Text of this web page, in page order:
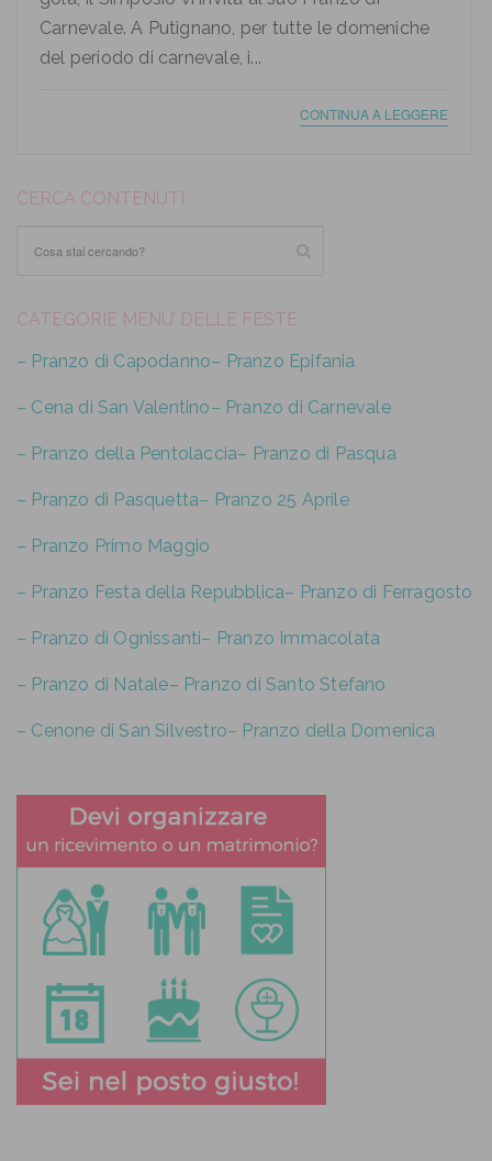
Carnevale. A Putignano, per tutte le domeniche
del periodo di carnevale, i...
CONTINUA A LEGGERE
CERCA CONTENUTI
CATEGORIE MENU’ DELLE FESTE
– Pranzo di Capodanno– Pranzo Epifania
– Cena di San Valentino– Pranzo di Carnevale
– Pranzo della Pentolaccia– Pranzo di Pasqua
– Pranzo di Pasquetta– Pranzo 25 Aprile
– Pranzo Primo Maggio
– Pranzo Festa della Repubblica– Pranzo di Ferragosto
– Pranzo di Ognissanti– Pranzo Immacolata
– Pranzo di Natale– Pranzo di Santo Stefano
– Cenone di San Silvestro– Pranzo della Domenica